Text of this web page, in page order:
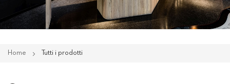
Home Tutti i prodotti